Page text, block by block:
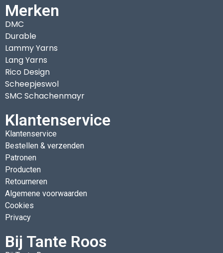
Merken
DMC
Durable
Lammy Yarns
Lang Yarns
Rico Design
Scheepjeswol
SMC Schachenmayr
Klantenservice
Klantenservice
Bestellen & verzenden
Patronen
Producten
Retourneren
Algemene voorwaarden
Cookies
Privacy
Bij Tante Roos